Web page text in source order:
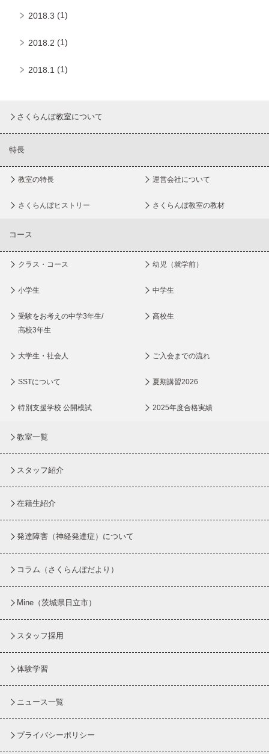
2018.3 (1)
2018.2 (1)
2018.1 (1)
さくらんぼ教室について
特長
教室の特長 運営会社について
さくらんぼヒストリー さくらんぼ教室の教材
コース
クラス・コース 幼児（就学前）
小学生 中学生
受験をお考えの中学3年生/
高校3年生
高校生
大学生・社会人 ご入会までの流れ
SSTについて 夏期講習2026
特別支援学校 公開模試 2025年度合格実績
教室一覧
スタッフ紹介
在籍生紹介
発達障害（神経発達症）について
コラム （さくらんぼだより）
Mine（茨城県日立市）
スタッフ採用
体験学習
ニュース一覧
プライバシーポリシー